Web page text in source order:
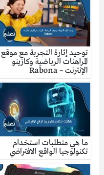
توحيد إثارة التجربة مع موقع
المراهنات الرياضية وكازينو
الإنترنت – Rabona
ما هي متطلبات استخدام
تكنولوجيا الواقع الافتراضي